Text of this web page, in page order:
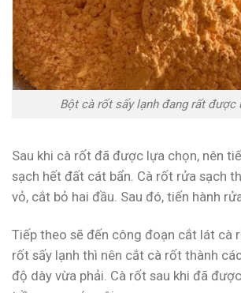
Bột cà rốt sấy lạnh đang rất được
Sau khi cà rốt đã được lựa chọn, nên
sạch hết đất cát bẩn. Cà rốt rửa sạch
vỏ, cắt bỏ hai đầu. Sau đó, tiến hành
Tiếp theo sẽ đến công đoạn cắt lát cà
rốt sấy lạnh thì nên cắt cà rốt thành
độ dày vừa phải. Cà rốt sau khi đã